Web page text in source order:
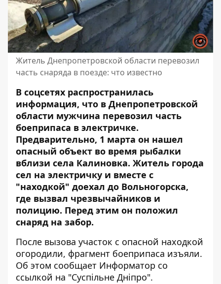
Житель Днепропетровской области перевозил
часть снаряда в поезде: что известно
В соцсетях распространилась
информация, что в Днепропетровской
области мужчина перевозил часть
боеприпаса в электричке.
Предварительно, 1 марта он нашел
опасный объект во время рыбалки
вблизи села Калиновка. Житель города
сел на электричку и вместе с
"находкой" доехал до Вольногорска,
где вызвал чрезвычайников и
полицию. Перед этим он положил
снаряд на забор.
После вызова участок с опасной находкой
огородили, фрагмент боеприпаса изъяли.
Об этом сообщает Информатор со
ссылкой на "Суспільне Дніпро".